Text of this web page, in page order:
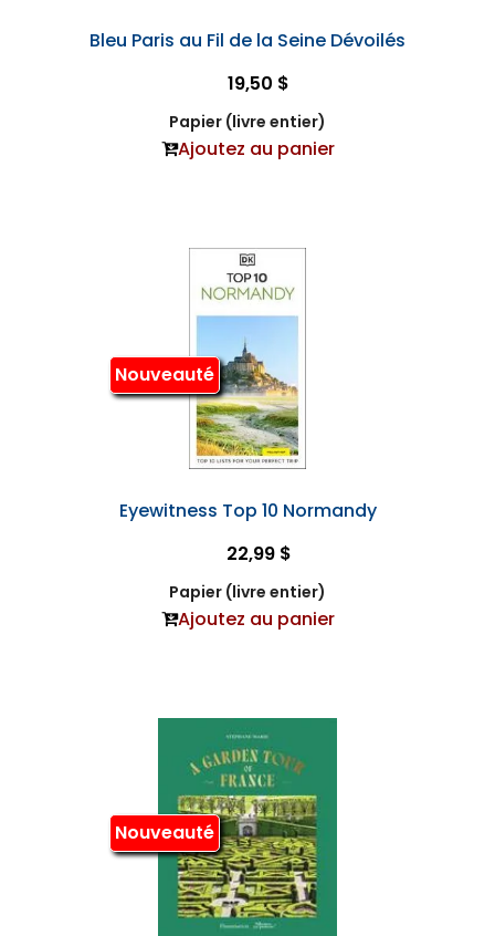
Bleu Paris au Fil de la Seine Dévoilés
19,50 $
Papier (livre entier)
Ajoutez au panier
Nouveauté
Eyewitness Top 10 Normandy
22,99 $
Papier (livre entier)
Ajoutez au panier
Nouveauté